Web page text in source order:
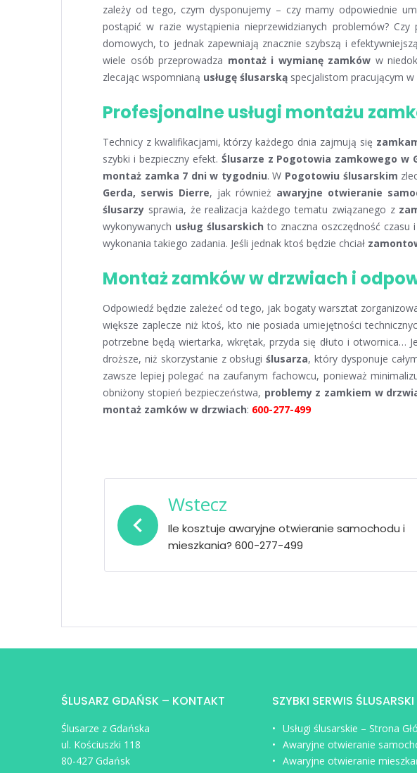
zależy od tego, czym dysponujemy – czy mamy odpowiednie
postąpić w razie wystąpienia nieprzewidzianych problemów?
domowych, to jednak zapewniają znacznie szybszą i
wiele osób przeprowadza montaż i wymianę zamków w
zlecając wspomnianą usługę ślusarską specjalistom pracującym w
Profesjonalne usługi montażu
Technicy z kwalifikacjami, którzy każdego dnia zajmują się
szybki i bezpieczny efekt. Ślusarze z Pogotowia zamkowego w
montaż zamka 7 dni w tygodniu. W Pogotowiu ślusarskim
Gerda, serwis Dierre, jak również awaryjne otwieranie
ślusarzy sprawia, że realizacja każdego tematu związanego z
wykonywanych usług ślusarskich to znaczna oszczędność
wykonania takiego zadania. Jeśli jednak ktoś będzie chciał
Montaż zamków w drzwiach i
Odpowiedź będzie zależeć od tego, jak bogaty warsztat
większe zaplecze niż ktoś, kto nie posiada umiejętności
potrzebne będą wiertarka, wkrętak, przyda się dłuto i otwornica…
droższe, niż skorzystanie z obsługiślusarza, który dysponuje
zawsze lepiej polegać na zaufanym fachowcu, ponieważ
obniżony stopień bezpieczeństwa, problemy z zamkiem w
montaż zamków w drzwiach: 600-277-499
Nawigacja
wpisu Wstecz
Ile kosztuje awaryjne otwieranie samochodu i
mieszkania? 600-277-499
ŚLUSARZ GDAŃSK – KONTAKT
Ślusarze z Gdańska
ul. Kościuszki 118
80-427 Gdańsk
SZYBKI SERWIS
Usługi ślusarskie – Strona
Awaryjne otwieranie
Awaryjne otwieranie